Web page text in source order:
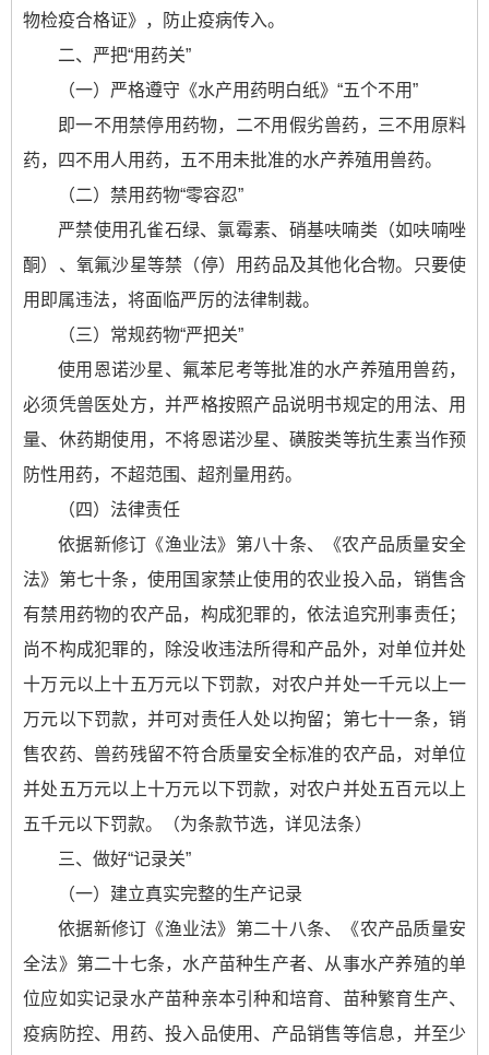
物检疫合格证》，防止疫病传入。
二、严把“用药关”
（一）严格遵守《水产用药明白纸》“五个不用”
即一不用禁停用药物，二不用假劣兽药，三不用原料
药，四不用人用药，五不用未批准的水产养殖用兽药。
（二）禁用药物“零容忍”
严禁使用孔雀石绿、氯霉素、硝基呋喃类（如呋喃唑
酮）、氧氟沙星等禁（停）用药品及其他化合物。只要使
用即属违法，将面临严厉的法律制裁。
（三）常规药物“严把关”
使用恩诺沙星、氟苯尼考等批准的水产养殖用兽药，
必须凭兽医处方，并严格按照产品说明书规定的用法、用
量、休药期使用，不将恩诺沙星、磺胺类等抗生素当作预
防性用药，不超范围、超剂量用药。
（四）法律责任
依据新修订《渔业法》第八十条、《农产品质量安全
法》第七十条，使用国家禁止使用的农业投入品，销售含
有禁用药物的农产品，构成犯罪的，依法追究刑事责任；
尚不构成犯罪的，除没收违法所得和产品外，对单位并处
十万元以上十五万元以下罚款，对农户并处一千元以上一
万元以下罚款，并可对责任人处以拘留；第七十一条，销
售农药、兽药残留不符合质量安全标准的农产品，对单位
并处五万元以上十万元以下罚款，对农户并处五百元以上
五千元以下罚款。（为条款节选，详见法条）
三、做好“记录关”
（一）建立真实完整的生产记录
依据新修订《渔业法》第二十八条、《农产品质量安
全法》第二十七条，水产苗种生产者、从事水产养殖的单
位应如实记录水产苗种亲本引种和培育、苗种繁育生产、
疫病防控、用药、投入品使用、产品销售等信息，并至少